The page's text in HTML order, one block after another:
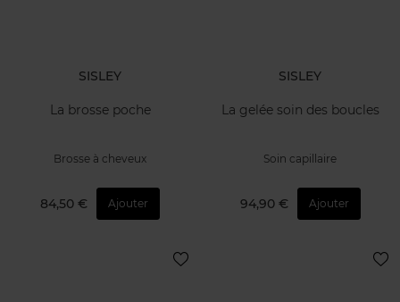
SISLEY
La brosse poche
Brosse à cheveux
84,50 € Ajouter
SISLEY
La gelée soin des boucles
Soin capillaire
94,90 € Ajouter